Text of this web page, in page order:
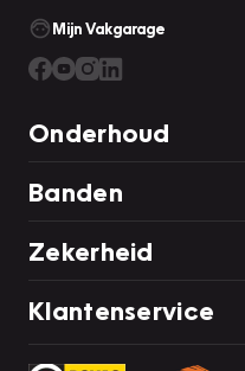
Mijn Vakgarage
Onderhoud
Banden
Zekerheid
Klantenservice